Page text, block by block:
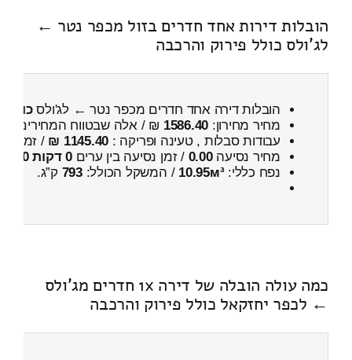
הובלות דירות אחד חדרים בזול מכפר נטר ←
לג'ולס כולל פירוק והרכבה
הובלות דירה אחד חדרים מכפר נטר ← לג'ולסכולל
מחיר מחירון: 1586.40 ₪ / אלה שבטווח המחירים
עבודות סבלות , טעינה ופריקה : 1145.40 ₪ / זמן :
מחיר נסיעה0.00 / זמן נסיעה בין ערים0 דקות 0 שניות
נפח כללי:10.95м³ / המשקל הכולל:793 ק”ג.
כמה עולה הובלה של דירה 1x חדרים מג'ולס
← לכפר יחזקאל כולל פירוק והרכבה